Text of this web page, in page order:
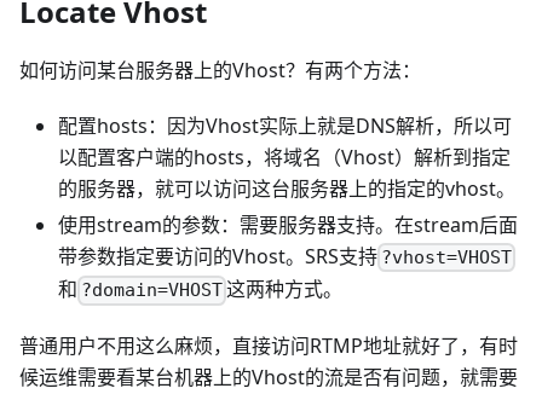
Locate Vhost
如何访问某台服务器上的Vhost？有两个方法：
配置hosts：因为Vhost实际上就是DNS解析，所以可
以配置客户端的hosts，将域名（Vhost）解析到指定
的服务器，就可以访问这台服务器上的指定的vhost。
使用stream的参数：需要服务器支持。在stream后面
带参数指定要访问的Vhost。SRS支持 ?vhost=VHOST
和 ?domain=VHOST这两种方式。
普通用户不用这么麻烦，直接访问RTMP地址就好了，有时
候运维需要看某台机器上的Vhost的流是否有问题，就需要